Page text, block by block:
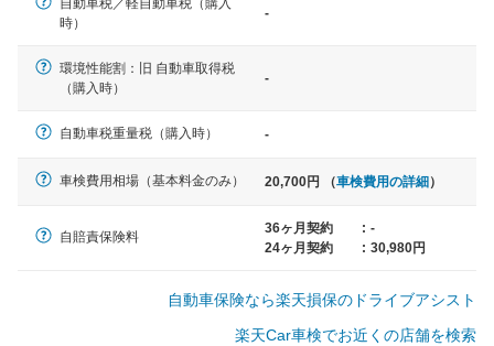
一般的な車体のサイズの目安
軽自動車
中型車
ノア、セレナ、プリウス、カロー
自動車税／軽自動車税（購入
時）
-
環境性能割：旧 自動車取得税
（購入時）
-
自動車税重量税（購入時） -
車検費用相場（基本料金のみ） 20,700円 （車検費用の詳細）
自賠責保険料
36ヶ月契約 : -
24ヶ月契約
: 30,980円
自動車保険なら楽天損保のドライブアシスト
楽天Car車検でお近くの店舗を検索